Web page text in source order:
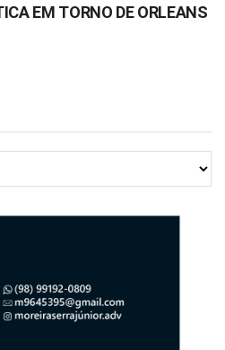
EM TORNO DE ORLEANS